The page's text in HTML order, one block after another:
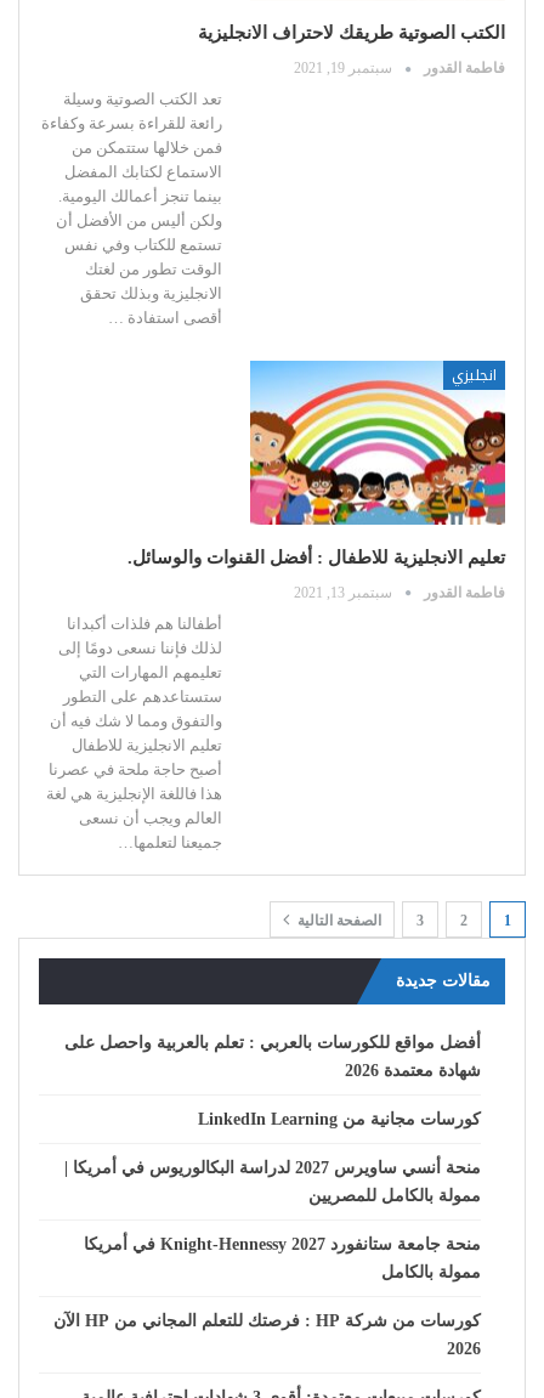
الكتب الصوتية طريقك لاحتراف الانجليزية
فاطمة القدور سبتمبر 19, 2021
تعد الكتب الصوتية وسيلة
رائعة للقراءة بسرعة وكفاءة
فمن خلالها ستتمكن من
الاستماع لكتابك المفضل
بينما تنجز أعمالك اليومية.
ولكن أليس من الأفضل أن
تستمع للكتاب وفي نفس
الوقت تطور من لغتك
الانجليزية وبذلك تحقق
أقصى استفادة …
انجليزي
تعليم الانجليزية للاطفال : أفضل القنوات والوسائل.
فاطمة القدور سبتمبر 13, 2021
أطفالنا هم فلذات أكبدانا
لذلك فإننا نسعى دومًا إلى
تعليمهم المهارات التي
ستستاعدهم على التطور
والتفوق ومما لا شك فيه أن
تعليم الانجليزية للاطفال
أصبح حاجة ملحة في عصرنا
هذا فاللغة الإنجليزية هي لغة
العالم ويجب أن نسعى
جميعنا لتعلمها
1
2
3 الصفحة التالية
مقالات جديدة
أفضل مواقع للكورسات بالعربي : تعلم بالعربية واحصل على
شهادة معتمدة 2026
كورسات مجانية من LinkedIn Learning
منحة أنسي ساويرس 2027 لدراسة البكالوريوس في أمريكا |
ممولة بالكامل للمصريين
منحة جامعة ستانفورد Knight-Hennessy 2027 في أمريكا
ممولة بالكامل
كورسات من شركة HP : فرصتك للتعلم المجاني من HP الآن
2026